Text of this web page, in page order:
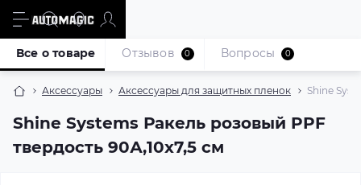
Аксессуары Аксессуары для защитных пленок Shine
Shine Systems Ракель розовый PPF
твердость 90А,10x7,5 см
Все о товаре Отзывов 0 Вопросы 0